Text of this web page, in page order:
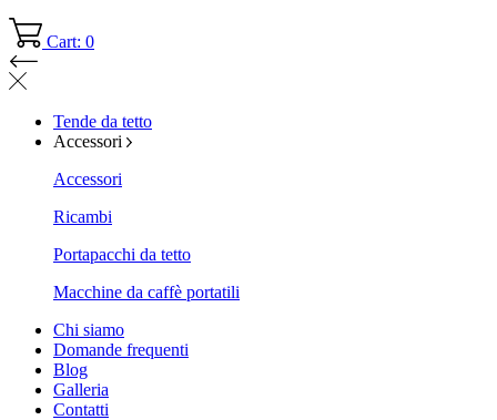
Cart: 0
Tende da tetto
Accessori
Accessori
Ricambi
Portapacchi da tetto
Macchine da caffè portatili
Chi siamo
Domande frequenti
Blog
Galleria
Contatti